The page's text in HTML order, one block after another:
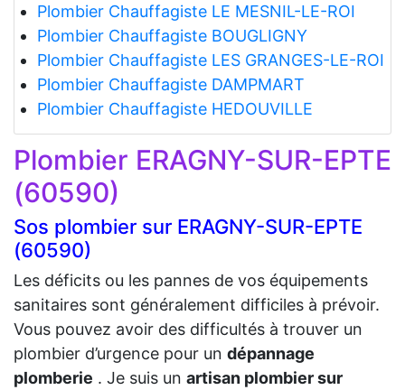
Plombier Chauffagiste LE MESNIL-LE-ROI
Plombier Chauffagiste BOUGLIGNY
Plombier Chauffagiste LES GRANGES-LE-ROI
Plombier Chauffagiste DAMPMART
Plombier Chauffagiste HEDOUVILLE
Plombier ERAGNY-SUR-EPTE
(60590)
Sos plombier sur ERAGNY-SUR-EPTE
(60590)
Les déficits ou les pannes de vos équipements
sanitaires sont généralement difficiles à prévoir.
Vous pouvez avoir des difficultés à trouver un
plombier d’urgence pour un dépannage
plomberie . Je suis un artisan plombier sur